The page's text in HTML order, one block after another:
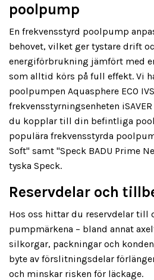
poolpump
En frekvensstyrd poolpump
behovet, vilket ger tystare drift
energiförbrukning jämfört med
som alltid körs på full effekt. Vi
poolpumpen Aquasphere ECO
frekvensstyrningsenheten
du kopplar till din befintliga
populära frekvensstyrda
Soft" samt "Speck BADU Prime
tyska Speck.
Reservdelar och
Hos oss hittar du reservdelar till
pumpmärkena – bland annat
silkorgar, packningar och
byte av förslitningsdelar
och minskar risken för läckage.